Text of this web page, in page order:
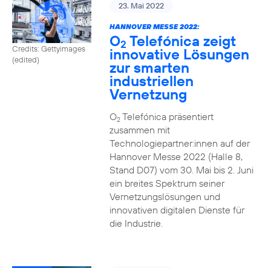
Credits: Gettyimages
(edited)
23. Mai 2022
HANNOVER MESSE 2022:
O2 Telefónica zeigt
innovative Lösungen
zur smarten
industriellen
Vernetzung
O2Telefónica präsentiert
zusammen mit
Technologiepartner:innen auf der
Hannover Messe 2022 (Halle 8,
Stand D07) vom 30. Mai bis 2. Juni
ein breites Spektrum seiner
Vernetzungslösungen und
innovativen digitalen Dienste für
die Industrie.